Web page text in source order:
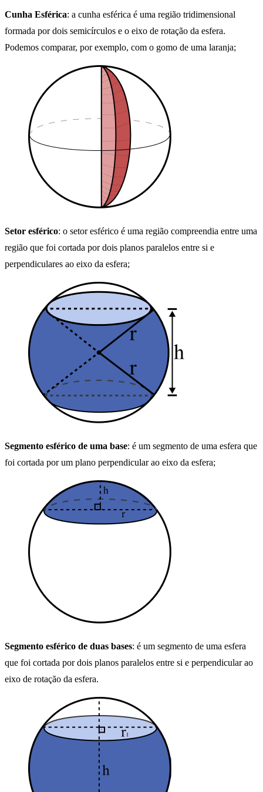
Cunha Esférica: a cunha esférica é uma região tridimensional
formada por dois semicírculos e o eixo de rotação da esfera.
Podemos comparar, por exemplo, com o gomo de uma laranja;
Setor esférico: o setor esférico é uma região compreendia entre uma
região que foi cortada por dois planos paralelos entre si e
perpendiculares ao eixo da esfera;
Segmento esférico de uma base: é um segmento de uma esfera que
foi cortada por um plano perpendicular ao eixo da esfera;
Segmento esférico de duas bases: é um segmento de uma esfera
que foi cortada por dois planos paralelos entre si e perpendicular ao
eixo de rotação da esfera.